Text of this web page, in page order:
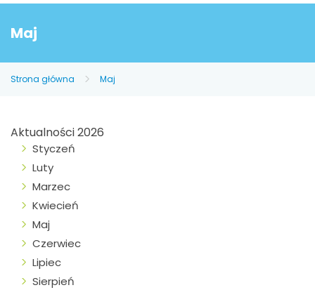
Maj
Strona główna Maj
Aktualności 2026
Styczeń
Luty
Marzec
Kwiecień
Maj
Czerwiec
Lipiec
Sierpień